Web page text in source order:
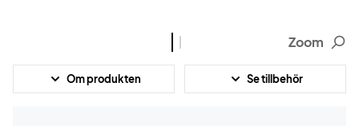
Zoom
Om produkten Se tillbehör